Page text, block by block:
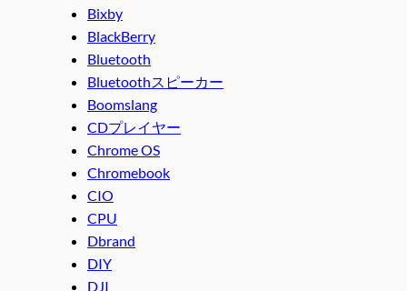
Bixby
BlackBerry
Bluetooth
Bluetoothスピーカー
Boomslang
CDプレイヤー
Chrome OS
Chromebook
CIO
CPU
Dbrand
DIY
DJI